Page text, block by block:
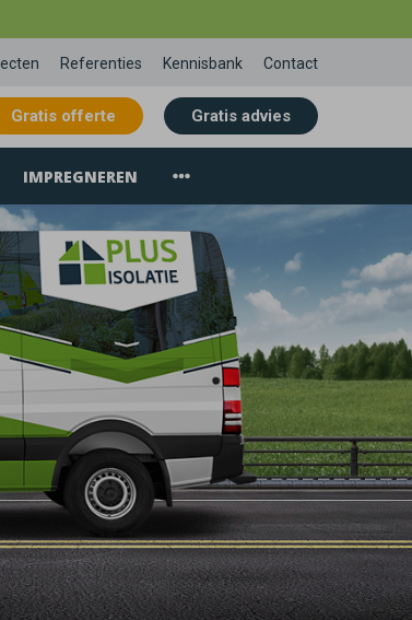
Referenties Kennisbank Contact
Gratis offerte Gratis advies
IMPREGNEREN